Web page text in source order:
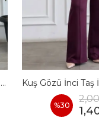
Eteği Katlı Çizgili Asimetrik Pamuk Elbise
%30